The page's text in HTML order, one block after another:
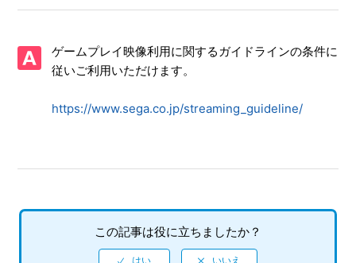
ワールド】フェスタが開催されない、フェスタのタイムスケ
ジュールがおかしい
【Xbox Series X|S・Xbox One/ソニックレーシング クロス
ワールド】CNTやONTのプレイ特典はありますか
ワールド】アイテム「キングブーブ」「ウェイト」を使った
【Xbox Series X|S・Xbox One/ソニックレーシング クロス
ゲームプレイ映像利用に関するガイドラインの条件に
従いご利用いただけます。
https://www.sega.co.jp/streaming_guideline/
この記事は役に立ちましたか？